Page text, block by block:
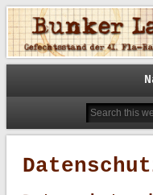
Bunker
41. Fla-Raketenbrigade